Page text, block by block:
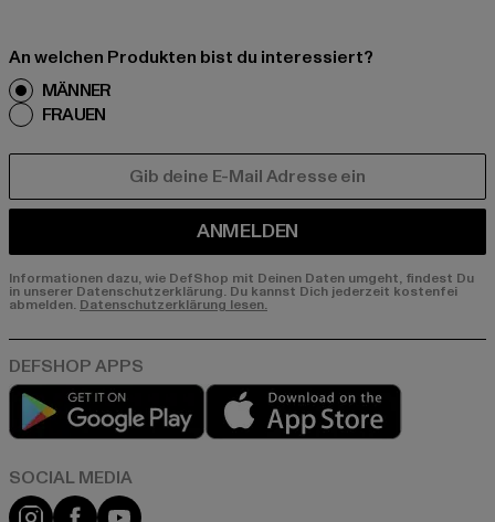
An welchen Produkten bist du interessiert?
MÄNNER
FRAUEN
ANMELDEN
Informationen dazu, wie DefShop mit Deinen Daten umgeht, findest Du
in unserer Datenschutzerklärung. Du kannst Dich jederzeit kostenfei
abmelden. Datenschutzerklärung lesen.
Play market
Instagram
FacebookYouTube